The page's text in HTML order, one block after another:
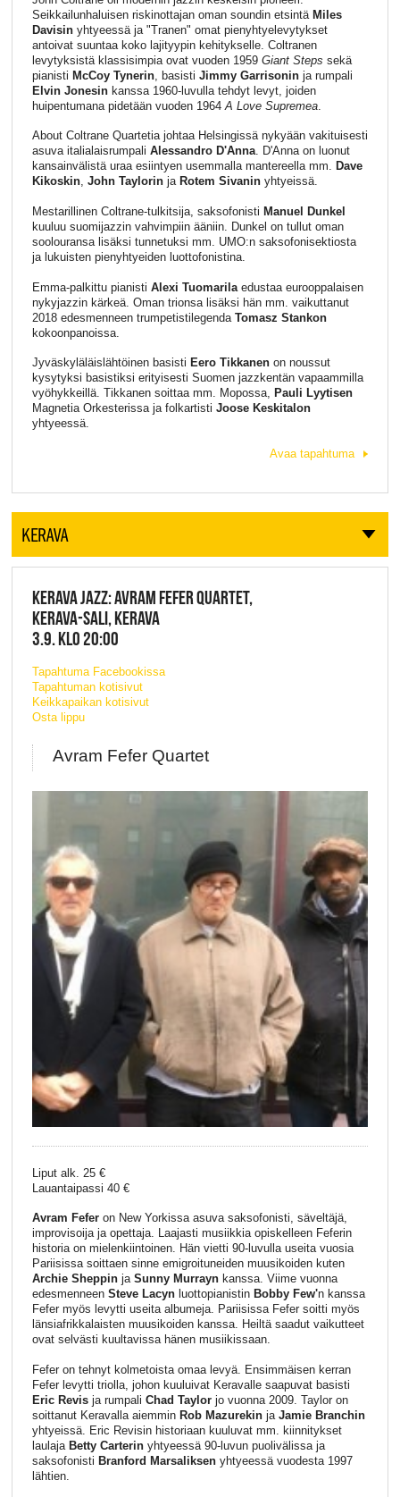
Seikkailunhaluisen riskinottajan oman soundin etsintä Miles
Davisinyhtyeessä ja "Tranen" omat pienyhtyelevytykset
antoivat suuntaa koko lajityypin kehitykselle. Coltranen
levytyksistä klassisimpia ovat vuoden 1959 Giant Steps sekä
pianisti McCoy Tynerin, basisti Jimmy Garrisoninja rumpali
Elvin Jonesinkanssa 1960-luvulla tehdyt levyt, joiden
huipentumana pidetään vuoden 1964A Love Supremea.
About Coltrane Quartetia johtaa Helsingissä nykyään vakituisesti
asuva italialaisrumpali Alessandro D'Anna. D'Anna on luonut
kansainvälistä uraa esiintyen usemmalla mantereella mm. Dave
Kikoskin, John Taylorinja Rotem Sivaninyhtyeissä.
Mestarillinen Coltrane-tulkitsija, saksofonisti Manuel Dunkel
kuuluu suomijazzin vahvimpiin ääniin. Dunkel on tullut oman
soolouransa lisäksi tunnetuksi mm. UMO:n saksofonisektiosta
ja lukuisten pienyhtyeiden luottofonistina.
Emma-palkittu pianisti Alexi Tuomarilaedustaa eurooppalaisen
nykyjazzin kärkeä. Oman trionsa lisäksi hän mm. vaikuttanut
2018 edesmenneen trumpetistilegenda Tomasz Stankon
kokoonpanoissa.
Jyväskyläläislähtöinen basisti Eero Tikkanenon noussut
kysytyksi basistiksi erityisesti Suomen jazzkentän vapaammilla
vyöhykkeillä. Tikkanen soittaa mm. Mopossa, Pauli Lyytisen
Magnetia Orkesterissa ja folkartisti Joose Keskitalon
yhtyeessä.
Avaa tapahtuma
KERAVA
KERAVA JAZZ: AVRAM FEFER QUARTET,
KERAVA-SALI, KERAVA
3.9. KLO 20:00
Tapahtuma Facebookissa
Tapahtuman kotisivut
Keikkapaikan kotisivut
Osta lippu
Avram Fefer Quartet
Liput alk. 25 €
Lauantaipassi 40 €
Avram Feferon New Yorkissa asuva saksofonisti, säveltäjä,
improvisoija ja opettaja. Laajasti musiikkia opiskelleen Feferin
historia on mielenkiintoinen. Hän vietti 90-luvulla useita vuosia
Pariisissa soittaen sinne emigroituneiden muusikoiden kuten
Archie Sheppinja Sunny Murraynkanssa. Viime vuonna
edesmenneen Steve Lacynluottopianistin Bobby Few'n kanssa
Fefer myös levytti useita albumeja. Pariisissa Fefer soitti myös
länsiafrikkalaisten muusikoiden kanssa. Heiltä saadut vaikutteet
ovat selvästi kuultavissa hänen musiikissaan.
Fefer on tehnyt kolmetoista omaa levyä. Ensimmäisen kerran
Fefer levytti triolla, johon kuuluivat Keravalle saapuvat basisti
Eric Revisja rumpali Chad Taylorjo vuonna 2009. Taylor on
soittanut Keravalla aiemmin Rob MazurekinjaJamie Branchin
yhtyeissä. Eric Revisin historiaan kuuluvat mm. kiinnitykset
laulaja Betty Carterinyhtyeessä 90-luvun puolivälissa ja
saksofonisti Branford Marsaliksenyhtyeessä vuodesta 1997
lähtien.